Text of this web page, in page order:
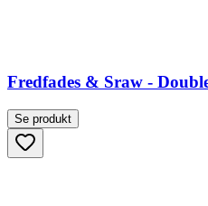
Fredfades & Sraw -
Se produkt